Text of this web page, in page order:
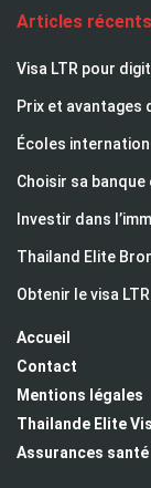
Articles récents
Visa LTR pour
Prix et avantages
Écoles
Choisir sa
Investir dans
Thailand Elite
Obtenir le visa
Accueil
Contact
Mentions légales
Thailande Elite
Assurances